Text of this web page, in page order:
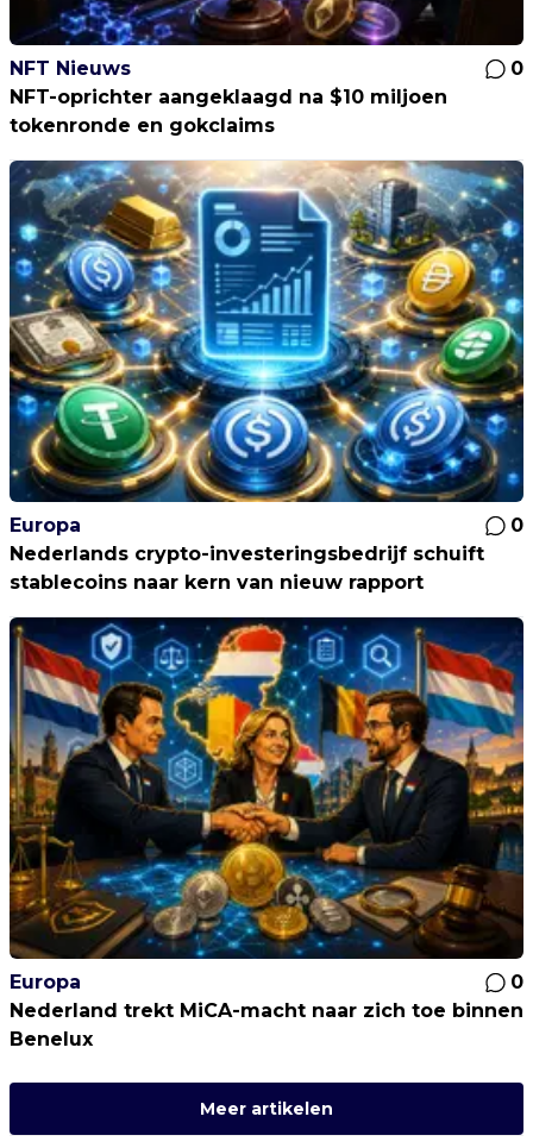
NFT Nieuws
0
NFT-oprichter aangeklaagd na $10 miljoen
tokenronde en gokclaims
Europa
0
Nederlands crypto-investeringsbedrijf schuift
stablecoins naar kern van nieuw rapport
Europa
0
Nederland trekt MiCA-macht naar zich toe binnen
Benelux
Meer artikelen